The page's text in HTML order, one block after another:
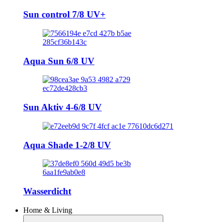
Sun control 7/8 UV+
Aqua Sun 6/8 UV
Sun Aktiv 4-6/8 UV
Aqua Shade 1-2/8 UV
Wasserdicht
Home & Living